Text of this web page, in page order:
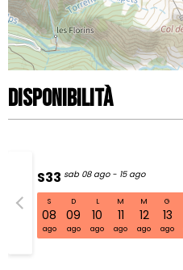
Disponibilità
S33 sab 08 ago - 15 ago
S
08
ago
D
09
ago
L
10
ago
M
11
ago
M
12
ago
G
13
ago